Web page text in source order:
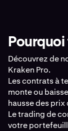
Découvrez de
Kraken Pro.
Les contrats à
monte ou
hausse des
Le trading de
votre